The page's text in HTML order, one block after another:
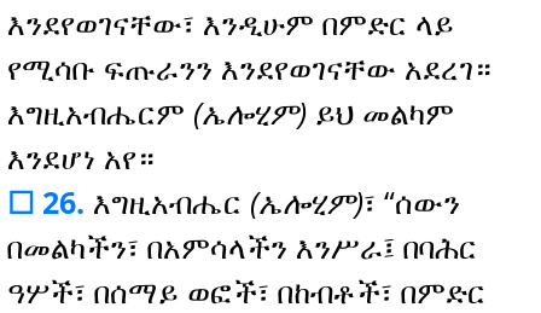
እንደየወገናቸው፣ እንዲሁም በምድር ላይ
የሚሳቡ ፍጡራንን እንደየወገናቸው አደረገ።
እግዚአብሔርም (ኤሎሂም) ይህ መልካም
እንደሆነ አየ።
☐ 26. እግዚአብሔር (ኤሎሂም)፣ “ሰውን
በመልካችን፣ በአምሳላችን እንሥራ፤ በባሕር
ዓሦች፣ በሰማይ ወፎች፣ በከብቶች፣ በምድር